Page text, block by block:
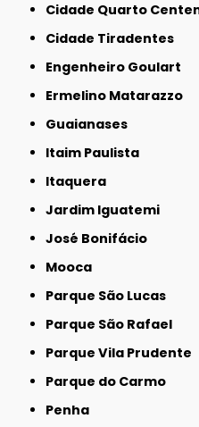
Cidade Quarto
Cidade Tiradentes
Engenheiro Goulart
Ermelino Matarazzo
Guaianases
Itaim Paulista
Itaquera
Jardim Iguatemi
José Bonifácio
Mooca
Parque São Lucas
Parque São Rafael
Parque Vila Prudente
Parque do Carmo
Penha